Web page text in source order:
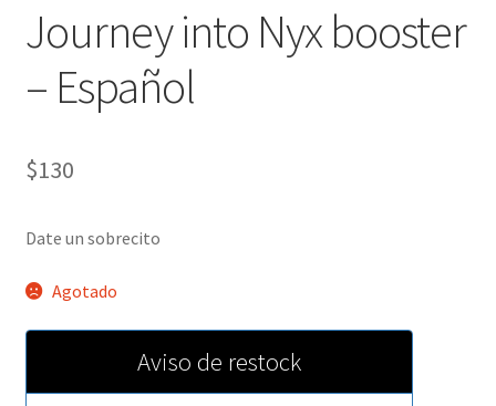
Journey into Nyx booster
– Español
$130
Date un sobrecito
Agotado
Aviso de restock